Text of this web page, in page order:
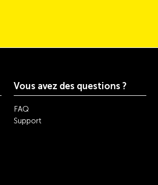
Vous avez des questions ?
FAQ
Support